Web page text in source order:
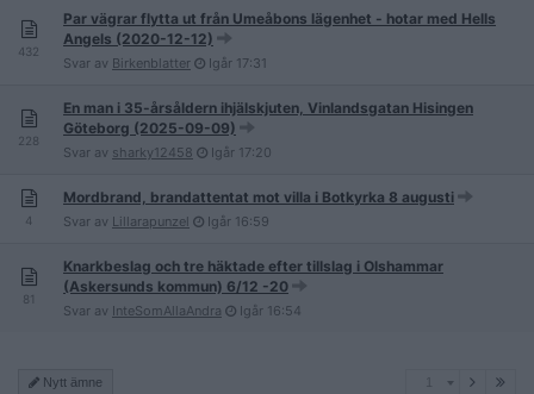
432
Par vägrar flytta ut från Umeåbons lägenhet - hotar med Hells
Angels (2020-12-12)
Svar av Birkenblatter Igår 17:31
228
En man i 35-årsåldern ihjälskjuten, Vinlandsgatan Hisingen
Göteborg (2025-09-09)
Svar av sharky12458 Igår 17:20
4
Mordbrand, brandattentat mot villa i Botkyrka 8 augusti
Svar av Lillarapunzel Igår 16:59
81
Knarkbeslag och tre häktade efter tillslag i Olshammar
(Askersunds kommun) 6/12 -20
Svar av InteSomAllaAndra Igår 16:54
Nytt ämne